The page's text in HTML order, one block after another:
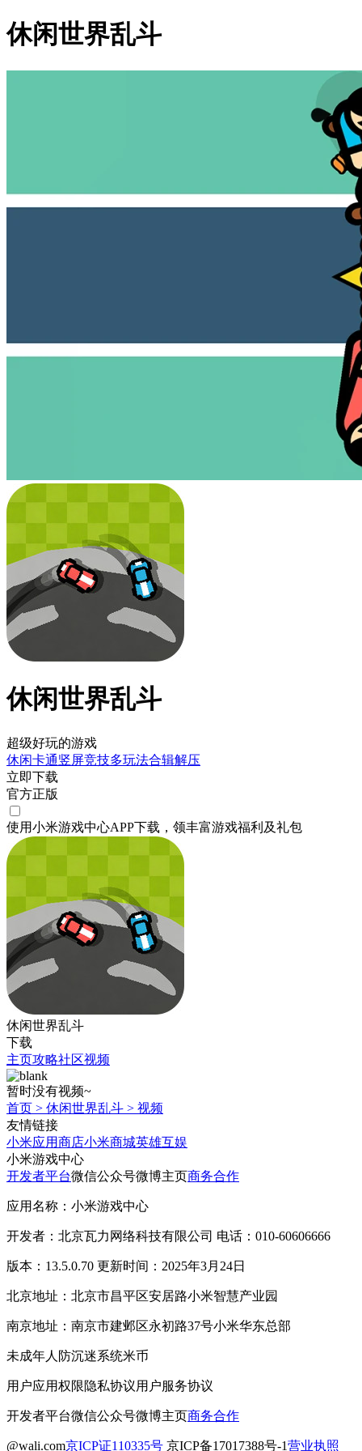
休闲世界乱斗
休闲世界乱斗
超级好玩的游戏
休闲卡通竖屏竞技多玩法合辑解压
立即下载
官方正版
使用小米游戏中心APP下载 ，领丰富游戏福利 及礼包
休闲世界乱斗
下载
主页攻略社区视频
暂时没有视频~
首页 > 休闲世界乱斗 > 视频
友情链接
小米应用商店小米商城英雄互娱
小米游戏中心
开发者平台微信公众号微博主页商务合作
应用名称：小米游戏中心
开发者：北京瓦力网络科技有限公司 电话：010-60606666
版本：13.5.0.70 更新时间：2025年3月24日
北京地址：北京市昌平区安居路小米智慧产业园
南京地址：南京市建邺区永初路37号小米华东总部
未成年人防沉迷系统米币
用户应用权限隐私协议用户服务协议
开发者平台微信公众号微博主页商务合作
@wali.com京ICP证110335号 京ICP备17017388号-1营业执照